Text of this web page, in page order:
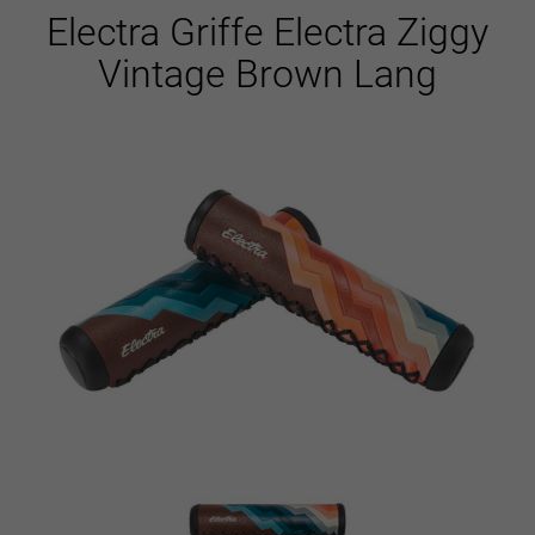
Electra Griffe Electra Ziggy
Vintage Brown Lang